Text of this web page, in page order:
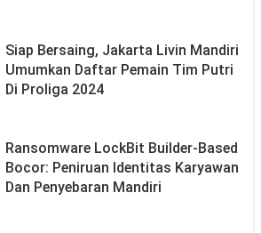
Siap Bersaing, Jakarta Livin Mandiri
Umumkan Daftar Pemain Tim Putri
Di Proliga 2024
Ransomware LockBit Builder-Based
Bocor: Peniruan Identitas Karyawan
Dan Penyebaran Mandiri